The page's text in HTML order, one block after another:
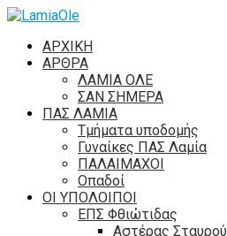
ΑΡΧΙΚΗ
ΑΡΘΡΑ
ΛΑΜΙΑ ΟΛΕ
ΣΑΝ ΣΗΜΕΡΑ
ΠΑΣ ΛΑΜΙΑ
Τμήματα υποδομής
Γυναίκες ΠΑΣ Λαμία
ΠΑΛΑΙΜΑΧΟΙ
Οπαδοί
ΟΙ ΥΠΟΛΟΙΠΟΙ
ΕΠΣ Φθιώτιδας
Αστέρας Σταυρού